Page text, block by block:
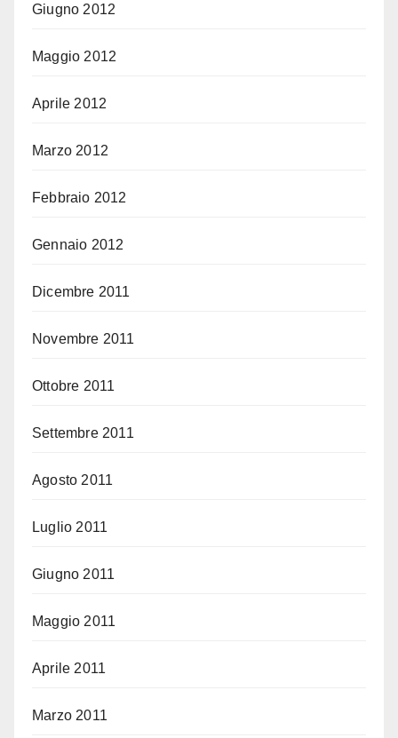
Giugno 2012
Maggio 2012
Aprile 2012
Marzo 2012
Febbraio 2012
Gennaio 2012
Dicembre 2011
Novembre 2011
Ottobre 2011
Settembre 2011
Agosto 2011
Luglio 2011
Giugno 2011
Maggio 2011
Aprile 2011
Marzo 2011